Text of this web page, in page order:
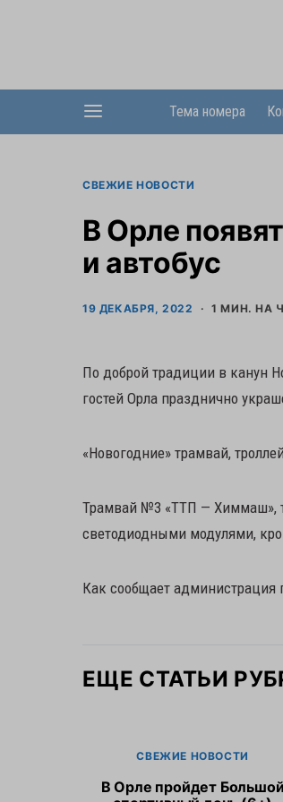
Тема номера
СВЕЖИЕ НОВОСТИ
В Орле
и автобус
19 ДЕКАБРЯ, 2022 1 МИН. НА
По доброй традиции в канун
гостей Орла празднично
«Новогодние» трамвай,
Трамвай №3 «ТТП — Химмаш»,
светодиодными модулями,
Как сообщает администрация
ЕЩЕ СТАТЬИ
СВЕЖИЕ НОВОСТИ
В Орле пройдет Большой